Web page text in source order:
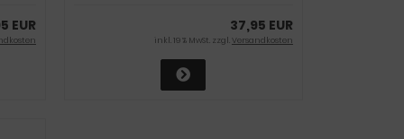
EUR 37,95 EUR
inkl. 19 % MwSt. zzgl.Versandkosten